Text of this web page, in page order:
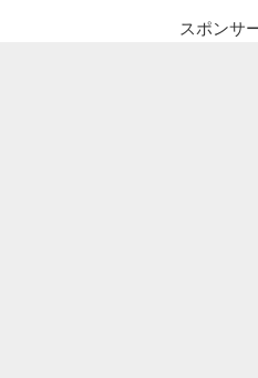
スポンサ